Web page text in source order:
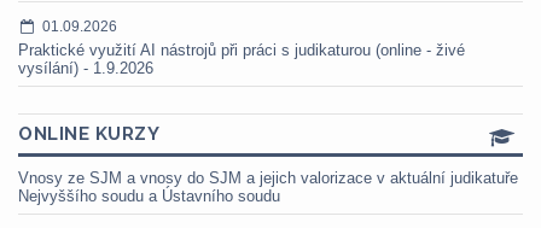
01.09.2026
Praktické využití AI nástrojů při práci s judikaturou (online - živé
vysílání) - 1.9.2026
ONLINE KURZY
Vnosy ze SJM a vnosy do SJM a jejich valorizace v aktuální judikatuře
Nejvyššího soudu a Ústavního soudu